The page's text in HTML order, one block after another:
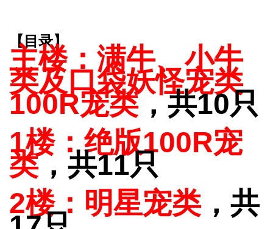
【目录】
主楼：满牛、小牛
类及口袋妖怪宠类
100R宠类，共10只
1楼：绝版100R宠
类，共11只
2楼： 明星宠类，共